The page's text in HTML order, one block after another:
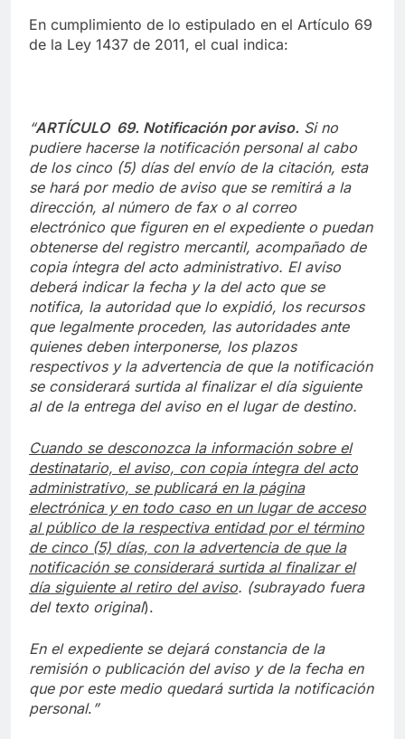
En cumplimiento de lo estipulado en el Artículo 69
de la Ley 1437 de 2011, el cual indica:
“ARTÍCULO 69. Notificación por aviso. Si no
pudiere hacerse la notificación personal al cabo
de los cinco (5) días del envío de la citación, esta
se hará por medio de aviso que se remitirá a la
dirección, al número de fax o al correo
electrónico que figuren en el expediente o puedan
obtenerse del registro mercantil, acompañado de
copia íntegra del acto administrativo. El aviso
deberá indicar la fecha y la del acto que se
notifica, la autoridad que lo expidió, los recursos
que legalmente proceden, las autoridades ante
quienes deben interponerse, los plazos
respectivos y la advertencia de que la notificación
se considerará surtida al finalizar el día siguiente
al de la entrega del aviso en el lugar de destino.
Cuando se desconozca la información sobre el
destinatario, el aviso, con copia íntegra del acto
administrativo, se publicará en la página
electrónica y en todo caso en un lugar de acceso
al público de la respectiva entidad por el término
de cinco (5) días, con la advertencia de que la
notificación se considerará surtida al finalizar el
día siguiente al retiro del aviso. (subrayado fuera
del texto original).
En el expediente se dejará constancia de la
remisión o publicación del aviso y de la fecha en
que por este medio quedará surtida la notificación
personal. ”